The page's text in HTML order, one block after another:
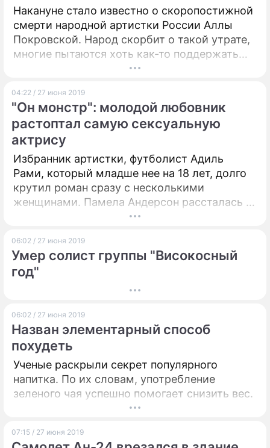
Накануне стало известно о скоропостижной
смерти народной артистки России Аллы
Покровской. Народ скорбит о такой утрате,
многие пытаются хоть как-то поддержать
04:22 / 27 июня 2019
"Он монстр": молодой любовник
растоптал самую сексуальную
актрису
Избранник артистки, футболист Адиль
Рами, который младше нее на 18 лет, долго
крутил роман сразу с несколькими
женщинами. Памела Андерсон рассталась с
неверным возлюбленным.
06:02 / 27 июня 2019
Умер солист группы "Високосный
год"
06:02 / 27 июня 2019
Назван элементарный способ
похудеть
Ученые раскрыли секрет популярного
напитка. По их словам, употребление
зеленого чая успешно помогает снизить вес.
07:15 / 27 июня 2019